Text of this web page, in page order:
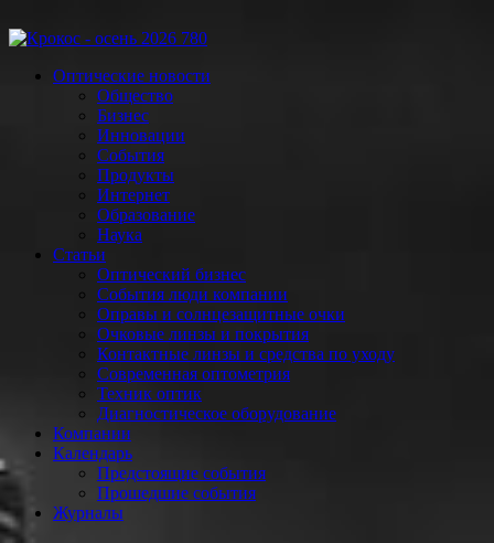
Оптические новости
Общество
Бизнес
Инновации
События
Продукты
Интернет
Образование
Наука
Статьи
Оптический бизнес
События люди компании
Оправы и солнцезащитные очки
Очковые линзы и покрытия
Контактные линзы и средства по уходу
Современная оптометрия
Техник оптик
Диагностическое оборудование
Компании
Календарь
Предстоящие события
Прошедшие события
Журналы